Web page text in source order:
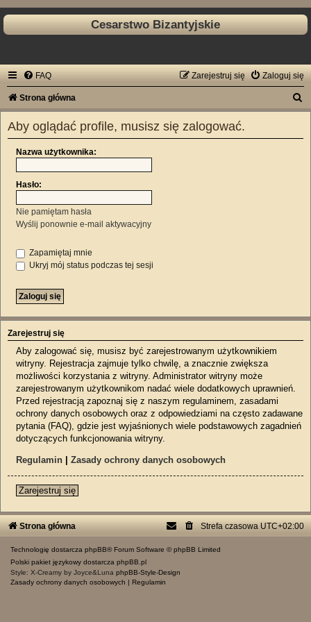
Cesarstwo Bizantyjskie
FAQ Zaloguj się
Zarejestruj się
Strona główna
Aby oglądać profile, musisz się zalogować.
Nazwa użytkownika:
Hasło:
Nie pamiętam hasła
Wyślij ponownie e-mail aktywacyjny
Zapamiętaj mnie
Ukryj mój status podczas tej sesji
Zarejestruj się
Aby zalogować się, musisz być zarejestrowanym użytkownikiem
witryny. Rejestracja zajmuje tylko chwilę, a znacznie zwiększa
możliwości korzystania z witryny. Administrator witryny może
zarejestrowanym użytkownikom nadać wiele dodatkowych uprawnień.
Przed rejestracją zapoznaj się z naszym regulaminem, zasadami
ochrony danych osobowych oraz z odpowiedziami na często zadawane
pytania (FAQ), gdzie jest wyjaśnionych wiele podstawowych zagadnień
dotyczących funkcjonowania witryny.
Regulamin Zasady ochrony danych osobowych
Zarejestruj się
Strona główna Strefa czasowa UTC+02:00
Technologię dostarcza phpBB® Forum Software © phpBB Limited
Polski pakiet językowy dostarcza phpBB.pl
Style: X-Creamy by Joyce&Luna phpBB-Style-Design
Zasady ochrony danych osobowych
Regulamin